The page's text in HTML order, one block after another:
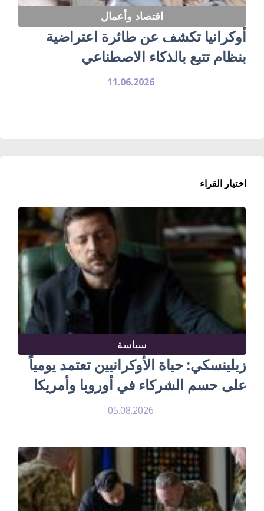
اقتصاد وأعمال
أوكرانيا تكشف عن طائرة اعتراضية
بنظام تتبع بالذكاء الاصطناعي
11.06.2026
اختيار القراء
سياسة
زيلينسكي: حياة الأوكرانيين تعتمد يومياً
على حسم الشركاء في أوروبا وأمريكا
05.08.2026